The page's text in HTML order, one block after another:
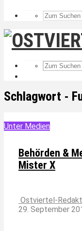
Schlagwort -
Unter Medien
Behörden &
Mister X
Ostviertel-
29. September